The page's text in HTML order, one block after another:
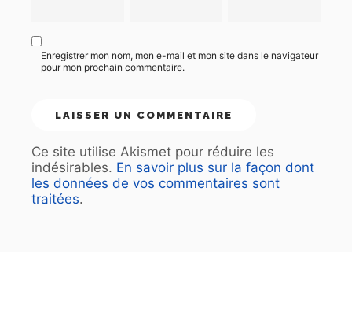
Enregistrer mon nom, mon e-mail et mon site dans le navigateur
pour mon prochain commentaire.
Ce site utilise Akismet pour réduire les
indésirables. En savoir plus sur la façon dont
les données de vos commentaires sont
traitées.